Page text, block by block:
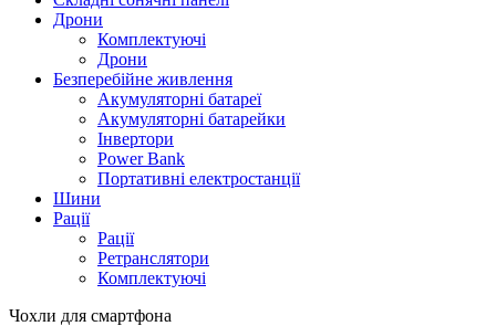
Дрони
Комплектуючі
Дрони
Безперебійне живлення
Акумуляторні батареї
Акумуляторні батарейки
Інвертори
Power Bank
Портативні електростанції
Шини
Рації
Рації
Ретранслятори
Комплектуючі
Чохли для смартфона